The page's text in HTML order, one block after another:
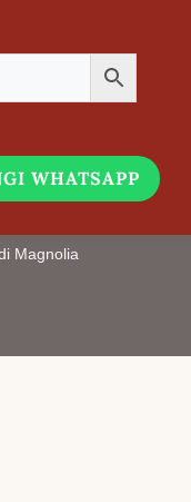
WHATSAPP
Warna
Magnolia